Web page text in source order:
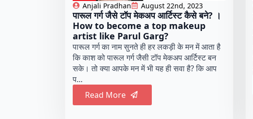
Anjali Pradhan August 22nd, 2023
पारूल गर्ग जैसे टॉप मेकअप आर्टिस्ट कैसे बने? ।
How to become a top makeup
artist like Parul Garg?
पारूल गर्ग का नाम सुनते ही हर लकड़ी के मन में आता है
कि काश को पारूल गर्ग जैसी टॉप मेकअप आर्टिस्ट बन
सके। तो क्या आपके मन में भी यह ही सवा है? कि आप
प...
Read More